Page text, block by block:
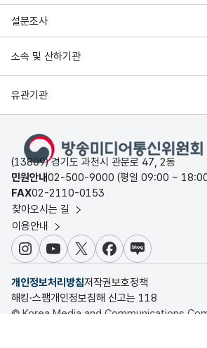
설문조사
소속 및 산하기관
유관기관
(13809) 경기도 과천시 관문로 47, 2동
민원안내02-500-9000 (평일 09:00 ~ 18:00
FAX02-2110-0153
찾아오시는 길
이용안내
인스타그램
유튜브X 페이스북
블로그
개인정보처리방침저작권보호정책
해킹·스팸개인정보침해 신고는 118
© Korea Media and Communications